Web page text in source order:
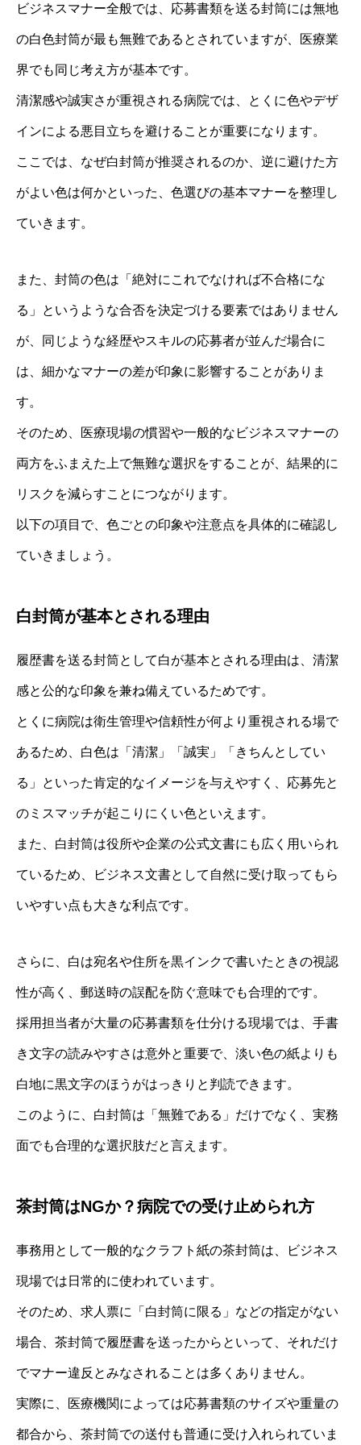
ビジネスマナー全般では、応募書類を送る封筒には無地
の白色封筒が最も無難であるとされていますが、医療業
界でも同じ考え方が基本です。
清潔感や誠実さが重視される病院では、とくに色やデザ
インによる悪目立ちを避けることが重要になります。
ここでは、なぜ白封筒が推奨されるのか、逆に避けた方
がよい色は何かといった、色選びの基本マナーを整理し
ていきます。
また、封筒の色は「絶対にこれでなければ不合格にな
る」というような合否を決定づける要素ではありません
が、同じような経歴やスキルの応募者が並んだ場合に
は、細かなマナーの差が印象に影響することがありま
す。
そのため、医療現場の慣習や一般的なビジネスマナーの
両方をふまえた上で無難な選択をすることが、結果的に
リスクを減らすことにつながります。
以下の項目で、色ごとの印象や注意点を具体的に確認し
ていきましょう。
白封筒が基本とされる理由
履歴書を送る封筒として白が基本とされる理由は、清潔
感と公的な印象を兼ね備えているためです。
とくに病院は衛生管理や信頼性が何より重視される場で
あるため、白色は「清潔」「誠実」「きちんとしてい
る」といった肯定的なイメージを与えやすく、応募先と
のミスマッチが起こりにくい色といえます。
また、白封筒は役所や企業の公式文書にも広く用いられ
ているため、ビジネス文書として自然に受け取ってもら
いやすい点も大きな利点です。
さらに、白は宛名や住所を黒インクで書いたときの視認
性が高く、郵送時の誤配を防ぐ意味でも合理的です。
採用担当者が大量の応募書類を仕分ける現場では、手書
き文字の読みやすさは意外と重要で、淡い色の紙よりも
白地に黒文字のほうがはっきりと判読できます。
このように、白封筒は「無難である」だけでなく、実務
面でも合理的な選択肢だと言えます。
茶封筒はNGか？病院での受け止められ方
事務用として一般的なクラフト紙の茶封筒は、ビジネス
現場では日常的に使われています。
そのため、求人票に「白封筒に限る」などの指定がない
場合、茶封筒で履歴書を送ったからといって、それだけ
でマナー違反とみなされることは多くありません。
実際に、医療機関によっては応募書類のサイズや重量の
都合から、茶封筒での送付も普通に受け入れられていま